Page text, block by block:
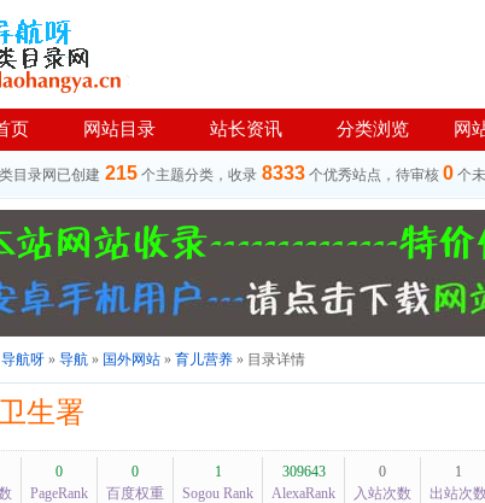
页 网站目录 站长资讯 分类浏览 网
目录网已创建 215 个主题分类，收录 8333 个优秀站点，待审核 0 个
导航呀 » 导航 » 国外网站 » 育儿营养 » 目录详情
生署
0
PageRank
0
百度权重
1
Sogou Rank
309643
AlexaRank
0
入站次数
1
出站次数